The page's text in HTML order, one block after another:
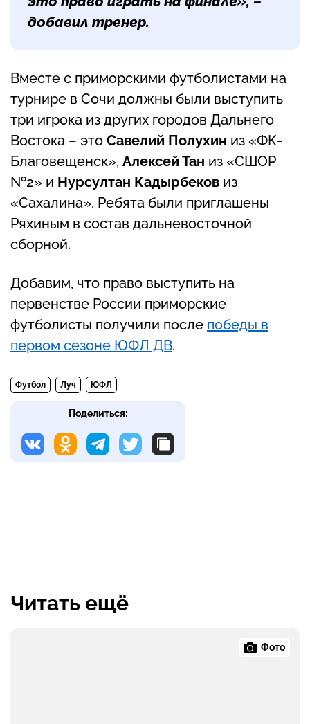
добавил тренер.
Вместе с приморскими футболистами на
турнире в Сочи должны были выступить
три игрока из других городов Дальнего
Востока – это Савелий Полухин из «ФК-
Благовещенск», Алексей Тан из «СШОР
№2» и Нурсултан Кадырбеков из
«Сахалина». Ребята были приглашены
Ряхиным в состав дальневосточной
сборной.
Добавим, что право выступить на
первенстве России приморские
футболисты получили после победы в
первом сезоне ЮФЛ ДВ.
Футбол Луч ЮФЛ
Поделиться:
Читать ещё
Фото